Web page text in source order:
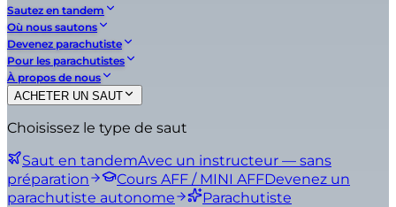
Sautez en tandem
Où nous sautons
Devenez parachutiste
Pour les parachutistes
À propos de nous
ACHETER UN SAUT
Choisissez le type de saut
Saut en tandemAvec un instructeur — sans
préparation
Cours AFF / MINI AFFDevenez un
parachutiste autonome
Parachutiste